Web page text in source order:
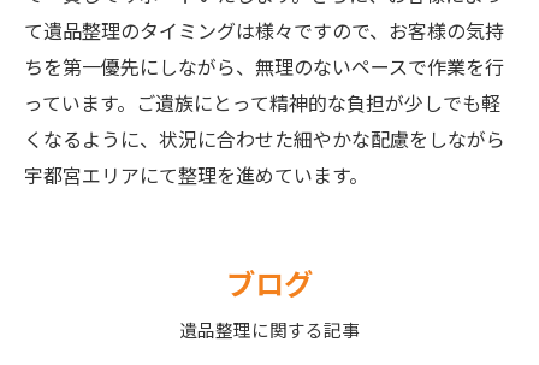
て遺品整理のタイミングは様々ですので、お客様の気持
ちを第一優先にしながら、無理のないペースで作業を行
っています。ご遺族にとって精神的な負担が少しでも軽
くなるように、状況に合わせた細やかな配慮をしながら
宇都宮エリアにて整理を進めています。
ブログ
遺品整理に関する記事